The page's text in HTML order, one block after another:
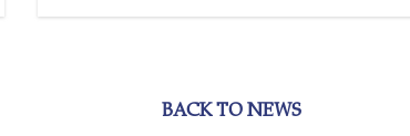
BACK TO NEWS